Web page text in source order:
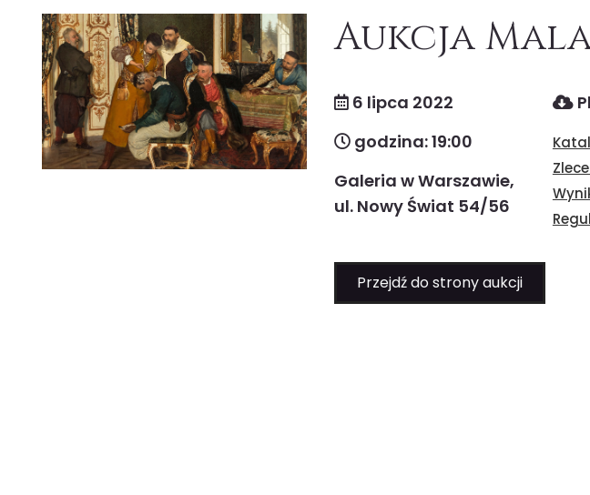
Aukcja
6 lipca 2022
godzina: 19:00
Galeria w Warszawie,
ul. Nowy Świat 54/56
Przejdź do strony aukcji